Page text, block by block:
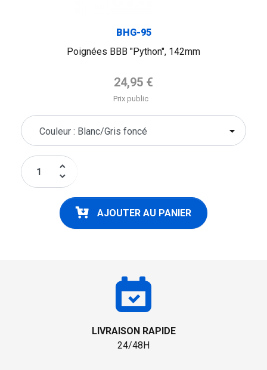
BHG-95
Poignées BBB "Python", 142mm
Prix de base
24,95 €
Prix public
keyboard_arrow_up
keyboard_arrow_down
AJOUTER AU PANIER
LIVRAISON RAPIDE
24/48H